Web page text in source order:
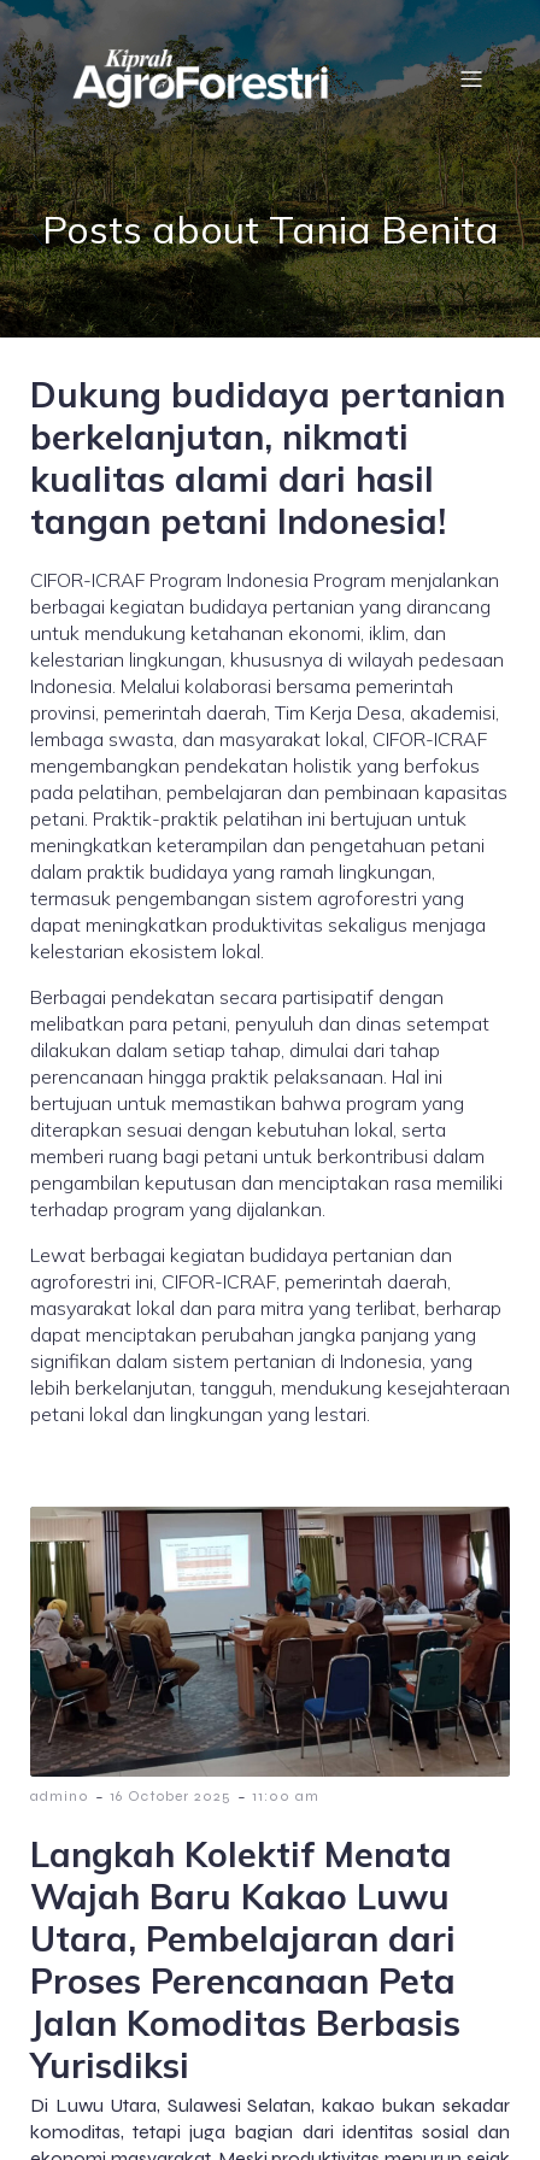
Posts about Tania Benita
Dukung budidaya pertanian
berkelanjutan, nikmati
kualitas alami dari hasil
tangan petani Indonesia!
CIFOR-ICRAF Program Indonesia Program menjalankan
berbagai kegiatan budidaya pertanian yang dirancang
untuk mendukung ketahanan ekonomi, iklim, dan
kelestarian lingkungan, khususnya di wilayah pedesaan
Indonesia. Melalui kolaborasi bersama pemerintah
provinsi, pemerintah daerah, Tim Kerja Desa, akademisi,
lembaga swasta, dan masyarakat lokal, CIFOR-ICRAF
mengembangkan pendekatan holistik yang berfokus
pada pelatihan, pembelajaran dan pembinaan kapasitas
petani. Praktik-praktik pelatihan ini bertujuan untuk
meningkatkan keterampilan dan pengetahuan petani
dalam praktik budidaya yang ramah lingkungan,
termasuk pengembangan sistem agroforestri yang
dapat meningkatkan produktivitas sekaligus menjaga
kelestarian ekosistem lokal.
Berbagai pendekatan secara partisipatif dengan
melibatkan para petani, penyuluh dan dinas setempat
dilakukan dalam setiap tahap, dimulai dari tahap
perencanaan hingga praktik pelaksanaan. Hal ini
bertujuan untuk memastikan bahwa program yang
diterapkan sesuai dengan kebutuhan lokal, serta
memberi ruang bagi petani untuk berkontribusi dalam
pengambilan keputusan dan menciptakan rasa memiliki
terhadap program yang dijalankan.
Lewat berbagai kegiatan budidaya pertanian dan
agroforestri ini, CIFOR-ICRAF, pemerintah daerah,
masyarakat lokal dan para mitra yang terlibat, berharap
dapat menciptakan perubahan jangka panjang yang
signifikan dalam sistem pertanian di Indonesia, yang
lebih berkelanjutan, tangguh, mendukung kesejahteraan
petani lokal dan lingkungan yang lestari.
admin0 - 16 October 2025 - 11:00 am
Langkah Kolektif Menata
Wajah Baru Kakao Luwu
Utara, Pembelajaran dari
Proses Perencanaan Peta
Jalan Komoditas Berbasis
Yurisdiksi
Di Luwu Utara, Sulawesi Selatan, kakao bukan sekadar
komoditas, tetapi juga bagian dari identitas sosial dan